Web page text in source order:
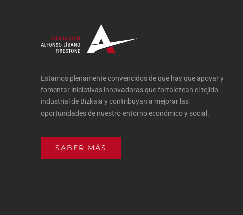
Estamos plenamente convencidos de que hay que apoyar y
fomentar iniciativas innovadoras que fortalezcan el tejido
industrial de Bizkaia y contribuyan a mejorar las
oportunidades de nuestro entorno económico y social.
SABER MÁS